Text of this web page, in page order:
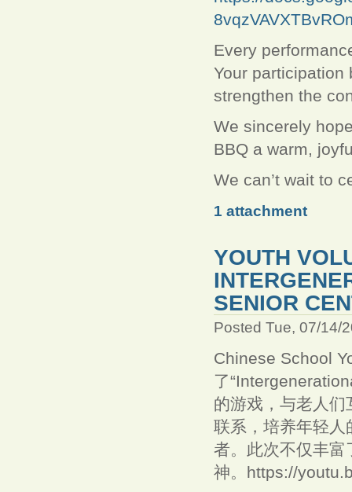
Every
Your participation
strengthen the
We sincerely
BBQ a warm,
We can’t wait to
1 attachment
YOUTH
SENIOR
Posted Tue, 07/14/
Chinese School
了
的游戏，与老人
联系，培养年轻人
者。此次不仅丰富
神。https://